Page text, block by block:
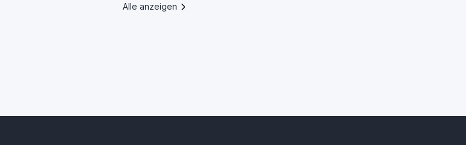
Alle anzeigen